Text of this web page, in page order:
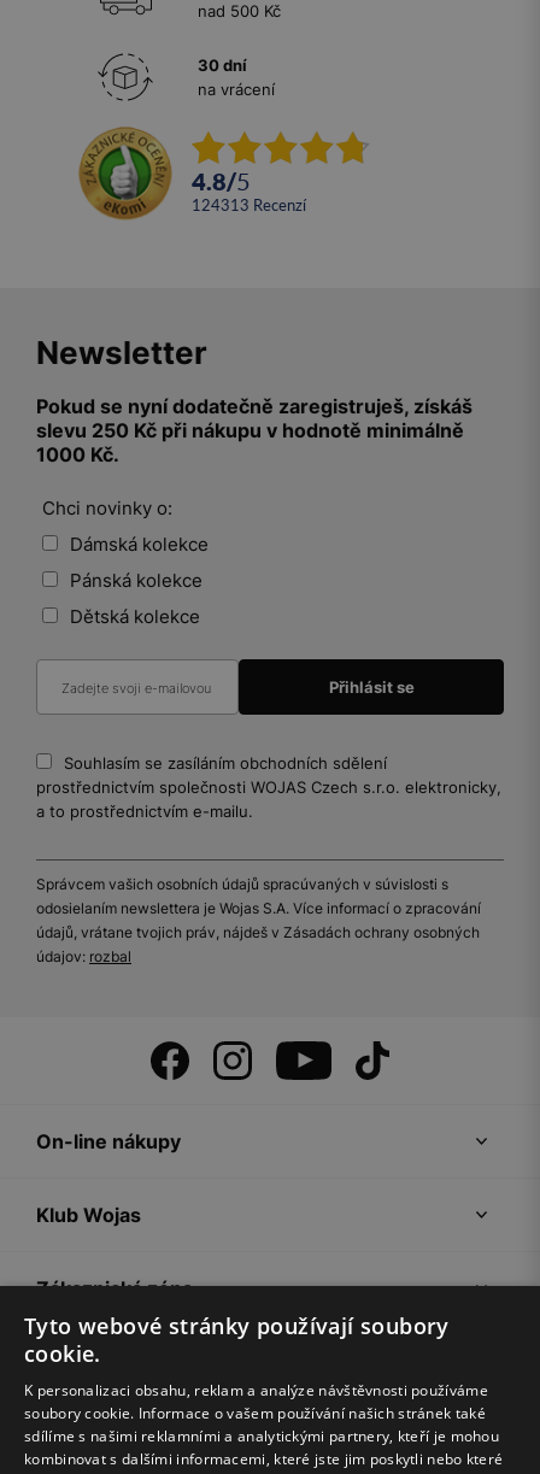
nad 500 Kč
30 dní
na vrácení
4.8/5
124313 recenzí
Newsletter
Pokud se nyní dodatečně zaregistruješ, získáš
slevu 250 Kč při nákupu v hodnotě minimálně
1000 Kč.
Chci novinky o:
Dámská kolekce
Pánská kolekce
Dětská kolekce
Souhlasím se zasíláním obchodních sdělení
prostřednictvím společnosti WOJAS Czech s.r.o. elektronicky,
a to prostřednictvím e-mailu.
Správcem vašich osobních údajů spracúvaných v súvislosti s
odosielaním newslettera je Wojas S.A. Více informací o zpracování
údajů, vrátane tvojich práv, nájdeš v Zásadách ochrany osobných
údajov: rozbal
On-line nákupy
Klub Wojas
Zákaznická zóna
Společnost Wojas
Rady
Tyto webové stránky používají soubory
cookie.
K personalizaci obsahu, reklam a analýze návštěvnosti používáme
soubory cookie. Informace o vašem používání našich stránek také
sdílíme s našimi reklamními a analytickými partnery, kteří je mohou
kombinovat s dalšími informacemi, které jste jim poskytli nebo které